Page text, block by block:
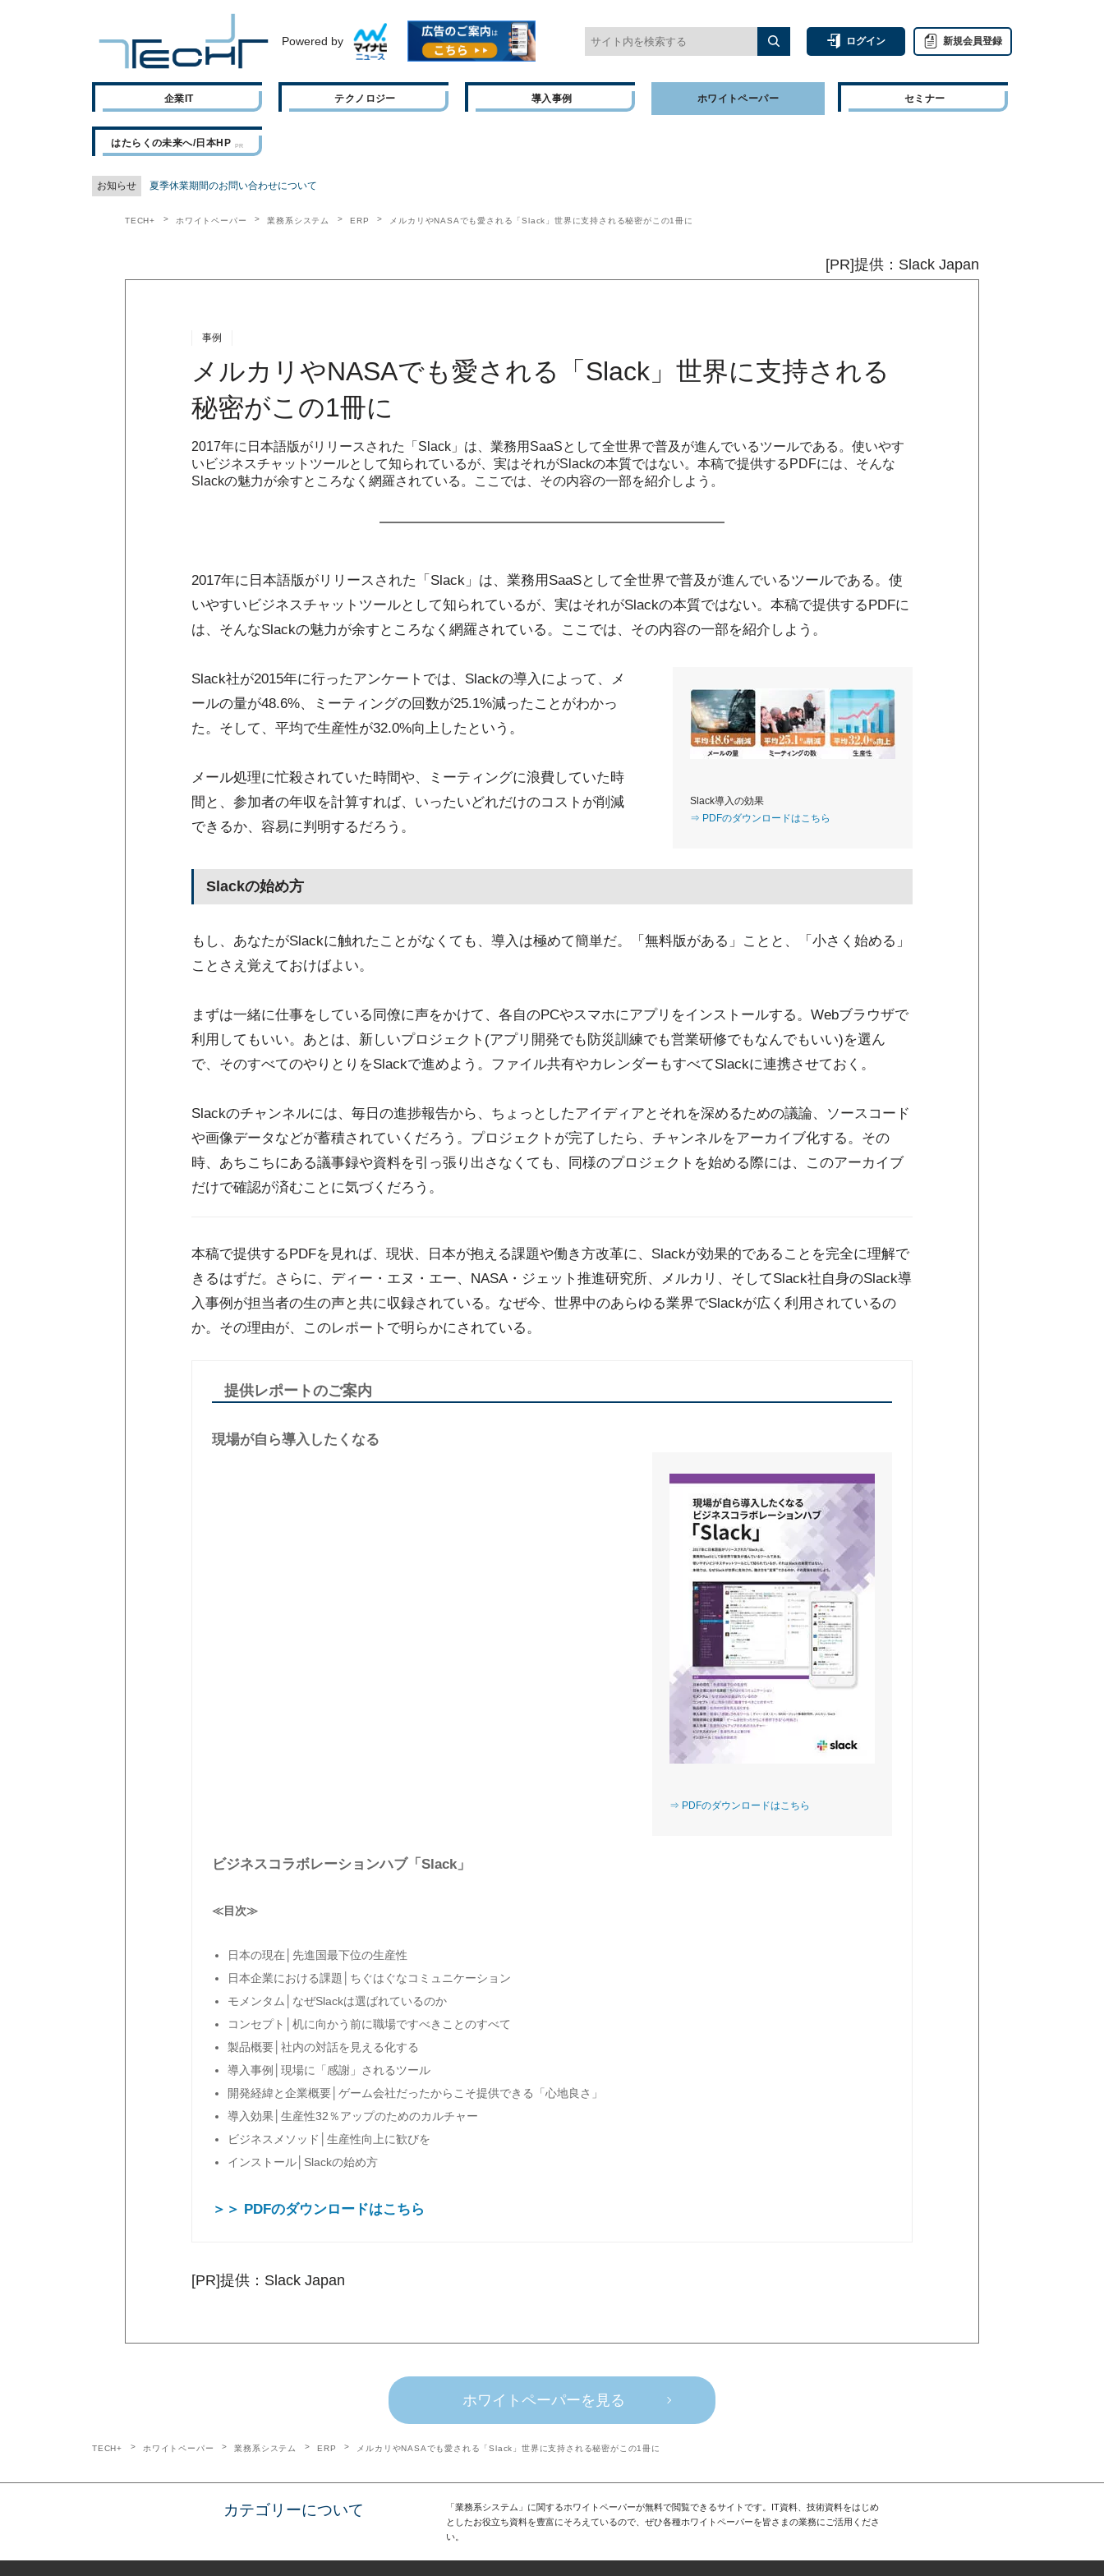
Powered by ログイン 新規会員登録
企業IT テクノロジー 導入事例 ホワイトペーパー セミナー
はたらくの未来へ/日本HP
お知らせ 夏季休業期間のお問い合わせについて
TECH+ ホワイトペーパー 業務系システム ERP メルカリやNASAでも愛される「Slack」世界に支持される秘密がこの1冊に
[PR]提供：Slack Japan
事例
メルカリやNASAでも愛される「Slack」世界に支持される
秘密がこの1冊に
2017年に日本語版がリリースされた「Slack」は、業務用SaaSとして全世界で普及が進んでいるツールである。使いやす
いビジネスチャットツールとして知られているが、実はそれがSlackの本質ではない。本稿で提供するPDFには、そんな
Slackの魅力が余すところなく網羅されている。ここでは、その内容の一部を紹介しよう。
2017年に日本語版がリリースされた「Slack」は、業務用SaaSとして全世界で普及が進んでいるツールである。使
いやすいビジネスチャットツールとして知られているが、実はそれがSlackの本質ではない。本稿で提供するPDFに
は、そんなSlackの魅力が余すところなく網羅されている。ここでは、その内容の一部を紹介しよう。
Slack導入の効果
⇒ PDFのダウンロードはこちら
Slack社が2015年に行ったアンケートでは、Slackの導入によって、メ
ールの量が48.6%、ミーティングの回数が25.1%減ったことがわかっ
た。そして、平均で生産性が32.0%向上したという。
メール処理に忙殺されていた時間や、ミーティングに浪費していた時
間と、参加者の年収を計算すれば、いったいどれだけのコストが削減
できるか、容易に判明するだろう。
Slackの始め方
もし、あなたがSlackに触れたことがなくても、導入は極めて簡単だ。「無料版がある」ことと、「小さく始める」
ことさえ覚えておけばよい。
まずは一緒に仕事をしている同僚に声をかけて、各自のPCやスマホにアプリをインストールする。Webブラウザで
利用してもいい。あとは、新しいプロジェクト(アプリ開発でも防災訓練でも営業研修でもなんでもいい)を選ん
で、そのすべてのやりとりをSlackで進めよう。ファイル共有やカレンダーもすべてSlackに連携させておく。
Slackのチャンネルには、毎日の進捗報告から、ちょっとしたアイディアとそれを深めるための議論、ソースコード
や画像データなどが蓄積されていくだろう。プロジェクトが完了したら、チャンネルをアーカイブ化する。その
時、あちこちにある議事録や資料を引っ張り出さなくても、同様のプロジェクトを始める際には、このアーカイブ
だけで確認が済むことに気づくだろう。
本稿で提供するPDFを見れば、現状、日本が抱える課題や働き方改革に、Slackが効果的であることを完全に理解で
きるはずだ。さらに、ディー・エヌ・エー、NASA・ジェット推進研究所、メルカリ、そしてSlack社自身のSlack導
入事例が担当者の生の声と共に収録されている。なぜ今、世界中のあらゆる業界でSlackが広く利用されているの
か。その理由が、このレポートで明らかにされている。
提供レポートのご案内
⇒ PDFのダウンロードはこちら
現場が自ら導入したくなる
ビジネスコラボレーションハブ「Slack」
≪目次≫
日本の現在│先進国最下位の生産性
日本企業における課題│ちぐはぐなコミュニケーション
モメンタム│なぜSlackは選ばれているのか
コンセプト│机に向かう前に職場ですべきことのすべて
製品概要│社内の対話を見える化する
導入事例│現場に「感謝」されるツール
開発経緯と企業概要│ゲーム会社だったからこそ提供できる「心地良さ」
導入効果│生産性32％アップのためのカルチャー
ビジネスメソッド│生産性向上に歓びを
インストール│Slackの始め方
＞＞ PDFのダウンロードはこちら
[PR]提供：Slack Japan
ホワイトペーパーを見る
TECH+ ホワイトペーパー 業務系システム ERP メルカリやNASAでも愛される「Slack」世界に支持される秘密がこの1冊に
カテゴリーについて
「業務系システム」に関するホワイトペーパーが無料で閲覧できるサイトです。IT資料、技術資料をはじめ
としたお役立ち資料を豊富にそろえているので、ぜひ各種ホワイトペーパーを皆さまの業務にご活用くださ
い。